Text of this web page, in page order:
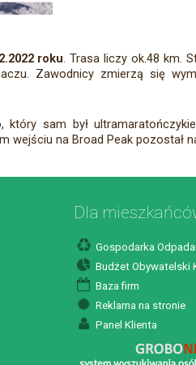
roku. Trasa liczy ok.48 km.
Zawodnicy zmierzą się
, który sam był
wejściu na Broad Peak pozostał
Dla
Gospodarka
Budżet Obywatelski
Baza firm
Reklama na stronie
Panel Klienta